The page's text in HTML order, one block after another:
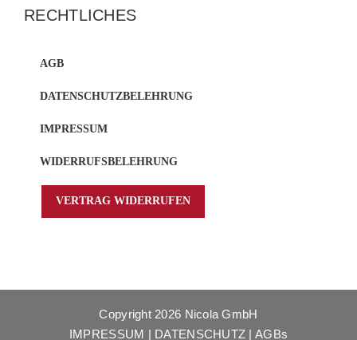
RECHTLICHES
AGB
DATENSCHUTZBELEHRUNG
IMPRESSUM
WIDERRUFSBELEHRUNG
VERTRAG WIDERRUFEN
Copyright 2026 Nicola GmbH
IMPRESSUM | DATENSCHUTZ | AGBs